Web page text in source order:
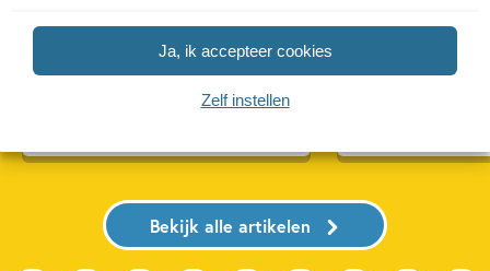
Ja, ik accepteer cookies
Zelf instellen
Oplossing ‘De schaduwroof’
Ons
Bekijk alle artikelen